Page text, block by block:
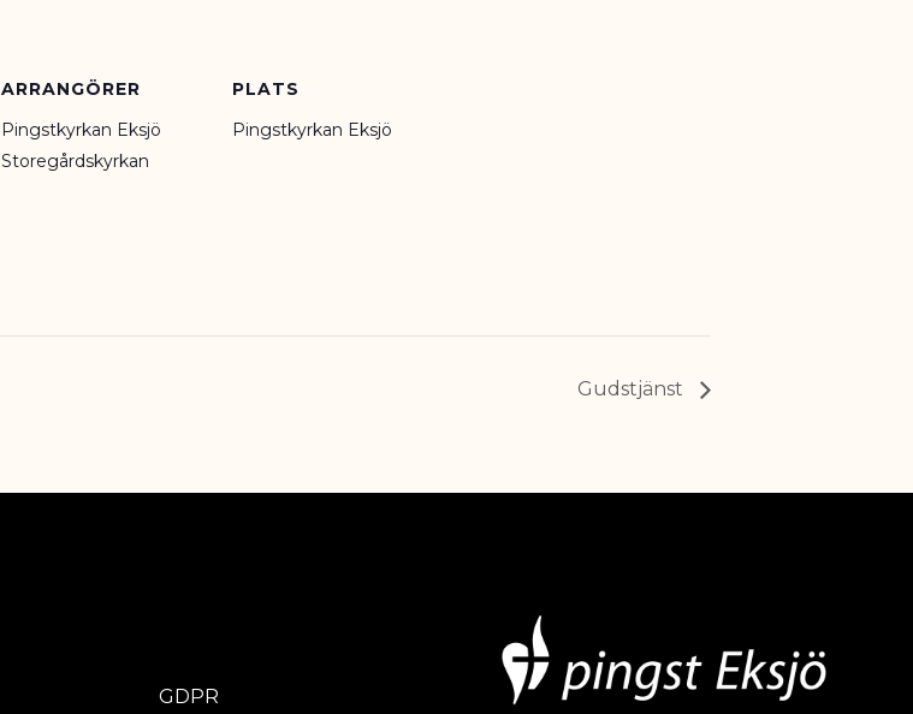
ARRANGÖRER
Pingstkyrkan Eksjö
Storegårdskyrkan
PLATS
Pingstkyrkan Eksjö
Gudstjänst
GDPR